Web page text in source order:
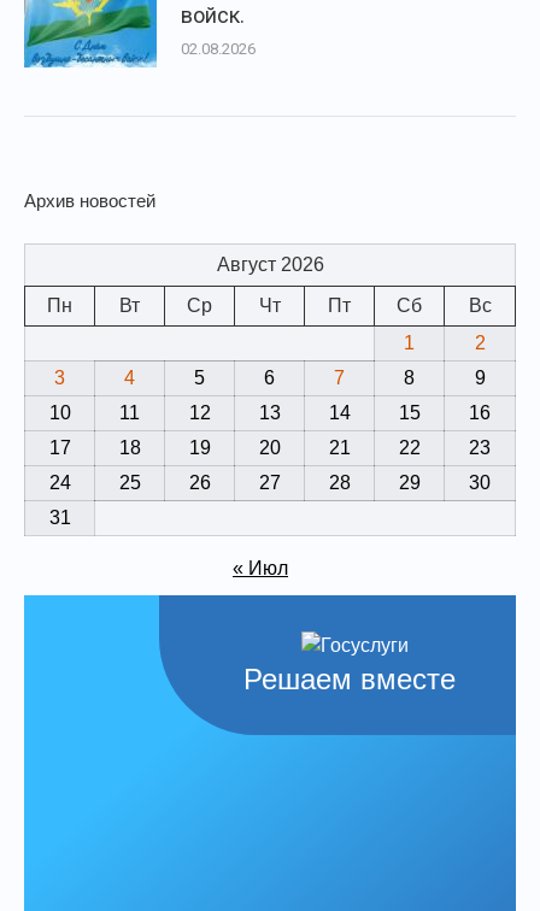
войск.
02.08.2026
Архив новостей
Август 2026
Пн
Вт Ср Чт Пт Сб
Вс
1
2
3
4 5 6 7 8
9
10
11 12 13 14 15
16
17
18 19 20 21 22
23
24
25 26 27 28 29
30
31
« Июл
Решаем вместе